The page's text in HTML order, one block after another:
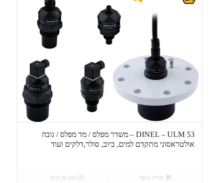
DINEL – ULM 53 – משדר מפלס / מד מפלס / גובה
אולטראסוני מתקדם למים, ביוב, סולר,דלקים ועוד
מידע נוסף הצג פרטים